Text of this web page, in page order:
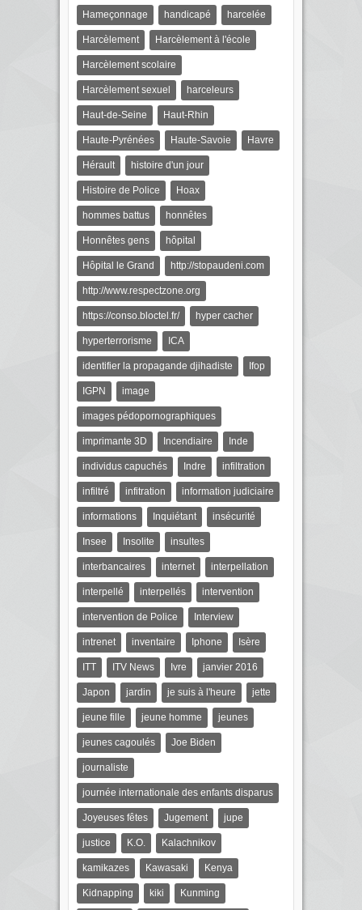
Hameçonnage handicapé harcelée
Harcèlement Harcèlement à l'école
Harcèlement scolaire
Harcèlement sexuel harceleurs
Haut-de-Seine Haut-Rhin
Haute-Pyrénées Haute-Savoie Havre
Hérault histoire d'un jour
Histoire de Police Hoax
hommes battus honnêtes
Honnêtes gens hôpital
Hôpital le Grand http://stopaudeni.com
http://www.respectzone.org
https://conso.bloctel.fr/ hyper cacher
hyperterrorisme ICA
identifier la propagande djihadiste Ifop
IGPN image
images pédopornographiques
imprimante 3D Incendiaire Inde
individus capuchés Indre infiltration
infiltré infitration information judiciaire
informations Inquiétant insécurité
Insee Insolite insultes
interbancaires internet interpellation
interpellé interpellés intervention
intervention de Police Interview
intrenet inventaire Iphone Isère
ITT ITV News Ivre janvier 2016
Japon jardin je suis à l'heure jette
jeune fille jeune homme jeunes
jeunes cagoulés Joe Biden
journaliste
journée internationale des enfants disparus
Joyeuses fêtes Jugement jupe
justice K.O. Kalachnikov
kamikazes Kawasaki Kenya
Kidnapping kiki Kunming